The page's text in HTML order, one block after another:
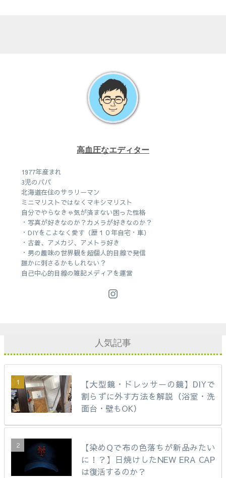
高血圧なエディター
1977年産まれ
3児のパパ
北海道在住のサラリーマン
ミニマリストではなくマキシマリスト
自分でやらなきゃ気が済まない困った性格
・写真が好きなのか？カメラが好きなのか？
・DIYをこよなく愛す（歴１０年自宅・車）
・古着、アメカジ、アメトラ好き
・男の趣味の世界観を超個人的目線で発信
誰かに刺さるかもしれない？
自己中心的目線の雑記メディアを運営
人気記事
【大型鏡・ドレッサーの鏡】DIYで
割らずに外す方法を解説（浴室・洗
面台・壁もOK）
【染めQで布の色落ちが新品みたい
に！？】日焼けしたNEW ERA CAP
は復活するのか？